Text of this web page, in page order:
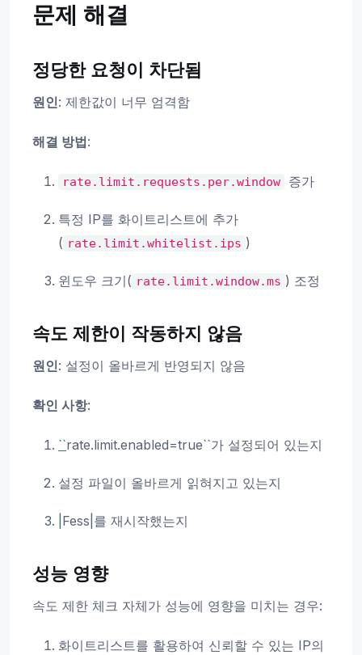
문제 해결
정당한 요청이 차단됨
원인: 제한값이 너무 엄격함
해결 방법:
rate.limit.requests.per.window 증가
특정 IP를 화이트리스트에 추가
( rate.limit.whitelist.ips )
윈도우 크기( rate.limit.window.ms ) 조정
속도 제한이 작동하지 않음
원인: 설정이 올바르게 반영되지 않음
확인 사항:
``rate.limit.enabled=true``가 설정되어 있는지
설정 파일이 올바르게 읽혀지고 있는지
Fess|를 재시작했는지
성능 영향
속도 제한 체크 자체가 성능에 영향을 미치는 경우:
화이트리스트를 활용하여 신뢰할 수 있는 IP의